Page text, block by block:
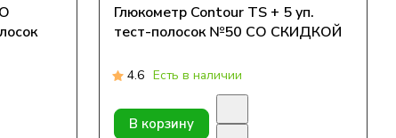
Глюкометр Contour TS + 5 уп.
тест-полосок №50 СО СКИДКОЙ
4.6 Есть в наличии
В корзину